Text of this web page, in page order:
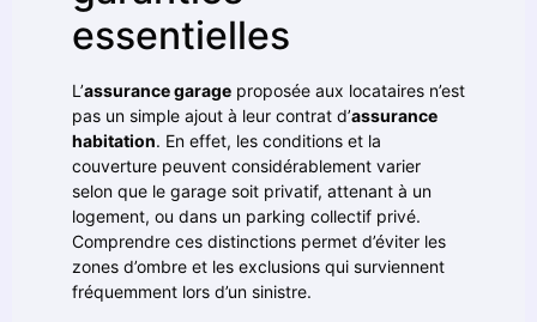
essentielles
L’assurance garage proposée aux locataires n’est
pas un simple ajout à leur contrat d’assurance
habitation. En effet, les conditions et la
couverture peuvent considérablement varier
selon que le garage soit privatif, attenant à un
logement, ou dans un parking collectif privé.
Comprendre ces distinctions permet d’éviter les
zones d’ombre et les exclusions qui surviennent
fréquemment lors d’un sinistre.